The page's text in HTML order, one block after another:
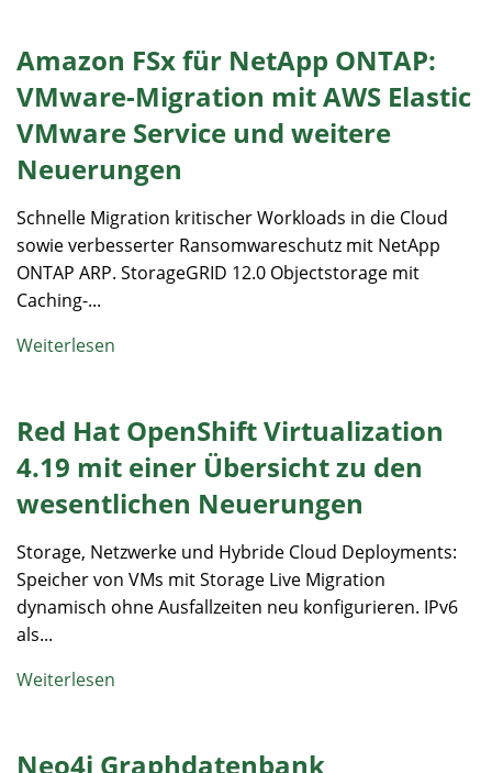
Amazon FSx für NetApp ONTAP:
VMware-Migration mit AWS Elastic
VMware Service und weitere
Neuerungen
Schnelle Migration kritischer Workloads in die Cloud
sowie verbesserter Ransomwareschutz mit NetApp
ONTAP ARP. StorageGRID 12.0 Objectstorage mit
Caching-...
Weiterlesen
Red Hat OpenShift Virtualization
4.19 mit einer Übersicht zu den
wesentlichen Neuerungen
Storage, Netzwerke und Hybride Cloud Deployments:
Speicher von VMs mit Storage Live Migration
dynamisch ohne Ausfallzeiten neu konfigurieren. IPv6
als...
Weiterlesen
Neo4j Graphdatenbank